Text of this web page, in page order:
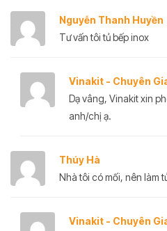
Nguyễn Thanh Huyền
Tư vấn tôi tủ bếp inox
Vinakit - Chuyên
Dạ vâng, Vinakit xin
anh/chị ạ.
Thúy Hà
Nhà tôi có mối, nên làm
Vinakit - Chuyên